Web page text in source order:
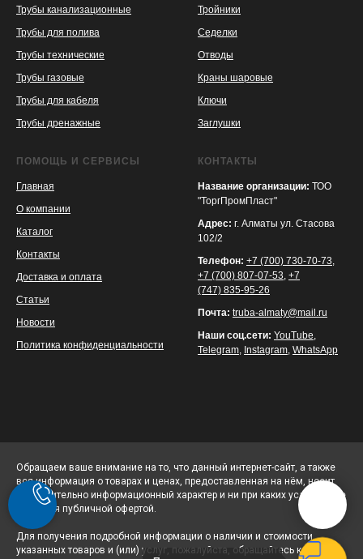
Трубы канализационные
Трубы для полива
Трубы технические
Трубы газовые
Трубы для кабеля
Трубы дренажные
Тройники
Седелки
Отводы
Краны шаровые
Ключи
Заглушки
ПОМОЩЬ И СЕРВИСЫ
Главная
О компании
Каталог
Контакты
Доставка и оплата
Статьи
Новости
Политика конфиденциальности
КОНТАКТЫ
Название организации: ТОО
"ТоргПромПласт"
Адрес: г. Алматы ул. Стасова
102/2
Телефон: +7 (700) 730-70-73,
+7 (700) 807-07-53, +7
(747) 835-95-26
Почта: truba-almaty@mail.ru
Наши соц.сети: YouTube,
Telegram, Instagram, WhatsApp
Обращаем ваше внимание на то, что данный интернет-сайт, а также
вся информация о товарах и ценах, предоставленная на нём, носит
исключительно информационный характер и ни при каких условиях не
является публичной офертой.
Для получения подробной информации о наличии и стоимости
указанных товаров и (или) услуг, пожалуйста, обращайтесь к